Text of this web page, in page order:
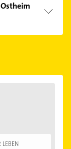
den
Sie sich
lassen.
.
LEBEN